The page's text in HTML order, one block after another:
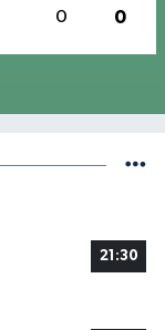
0 0
21:30